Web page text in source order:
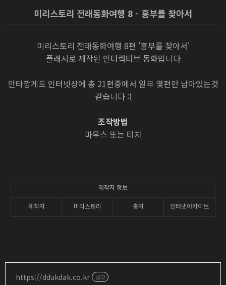
미리스토리 전래동화여행 8 - 흥부를 찾아서
미리스토리 전래동화여행 8편 '흥부를 찾아서'
플래시로 제작된 인터렉티브 동화입니다
안타깝게도 인터넷상에 총 21편중에서 일부 몇편만 남아있는것
같습니다 :(
조작방법
마우스 또는 터치
제작자 정보
제작자 미리스토리 출처 인터넷아카이브
https://ddukdak.co.kr 광고